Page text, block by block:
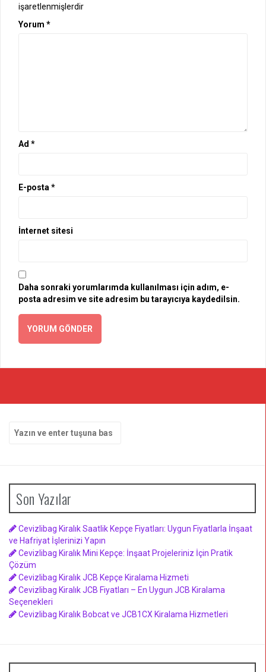
işaretlenmişlerdir
Yorum *
Ad *
E-posta *
İnternet sitesi
Daha sonraki yorumlarımda kullanılması için adım, e-
posta adresim ve site adresim bu tarayıcıya kaydedilsin.
yap:
Son Yazılar
Cevizlibag Kiralık Saatlik Kepçe Fiyatları: Uygun Fiyatlarla İnşaat
ve Hafriyat İşlerinizi Yapın
Cevizlibag Kiralık Mini Kepçe: İnşaat Projeleriniz İçin Pratik
Çözüm
Cevizlibag Kiralık JCB Kepçe Kiralama Hizmeti
Cevizlibag Kiralık JCB Fiyatları – En Uygun JCB Kiralama
Seçenekleri
Cevizlibag Kiralık Bobcat ve JCB1CX Kiralama Hizmetleri